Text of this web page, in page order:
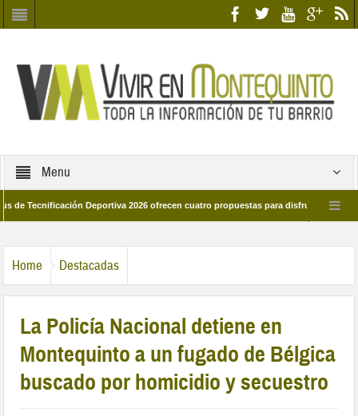
Menu
Deportiva 2026 ofrecen cuatro propuestas para disfrutar del deporte
Home Destacadas
La Policía Nacional detiene en
Montequinto a un fugado de Bélgica
buscado por homicidio y secuestro